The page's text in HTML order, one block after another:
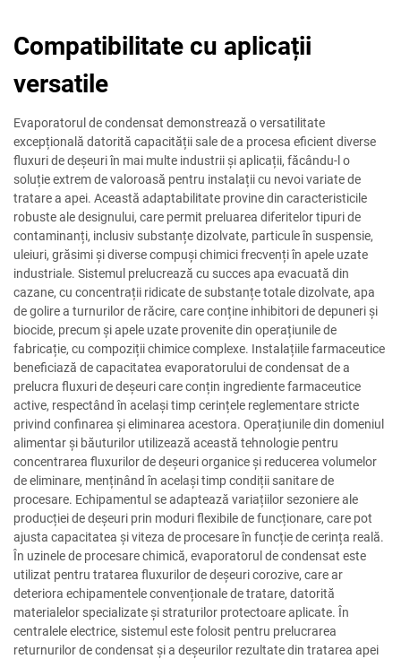
Compatibilitate cu aplicații
versatile
Evaporatorul de condensat demonstrează o versatilitate
excepțională datorită capacității sale de a procesa eficient diverse
fluxuri de deșeuri în mai multe industrii și aplicații, făcându-l o
soluție extrem de valoroasă pentru instalații cu nevoi variate de
tratare a apei. Această adaptabilitate provine din caracteristicile
robuste ale designului, care permit preluarea diferitelor tipuri de
contaminanți, inclusiv substanțe dizolvate, particule în suspensie,
uleiuri, grăsimi și diverse compuși chimici frecvenți în apele uzate
industriale. Sistemul prelucrează cu succes apa evacuată din
cazane, cu concentrații ridicate de substanțe totale dizolvate, apa
de golire a turnurilor de răcire, care conține inhibitori de depuneri și
biocide, precum și apele uzate provenite din operațiunile de
fabricație, cu compoziții chimice complexe. Instalațiile farmaceutice
beneficiază de capacitatea evaporatorului de condensat de a
prelucra fluxuri de deșeuri care conțin ingrediente farmaceutice
active, respectând în același timp cerințele reglementare stricte
privind confinarea și eliminarea acestora. Operațiunile din domeniul
alimentar și băuturilor utilizează această tehnologie pentru
concentrarea fluxurilor de deșeuri organice și reducerea volumelor
de eliminare, menținând în același timp condiții sanitare de
procesare. Echipamentul se adaptează variațiilor sezoniere ale
producției de deșeuri prin moduri flexibile de funcționare, care pot
ajusta capacitatea și viteza de procesare în funcție de cerința reală.
În uzinele de procesare chimică, evaporatorul de condensat este
utilizat pentru tratarea fluxurilor de deșeuri corozive, care ar
deteriora echipamentele convenționale de tratare, datorită
materialelor specializate și straturilor protectoare aplicate. În
centralele electrice, sistemul este folosit pentru prelucrarea
returnurilor de condensat și a deșeurilor rezultate din tratarea apei